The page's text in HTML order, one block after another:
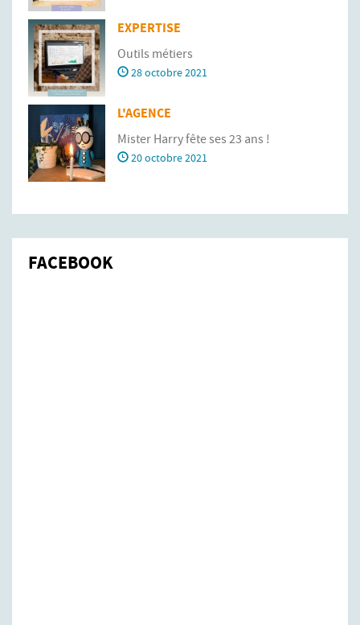
EXPERTISE
Outils métiers
28 octobre 2021
L'AGENCE
Mister Harry fête ses 23 ans !
20 octobre 2021
FACEBOOK